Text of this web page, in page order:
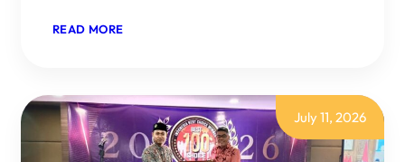
READ MORE
July 11, 2026